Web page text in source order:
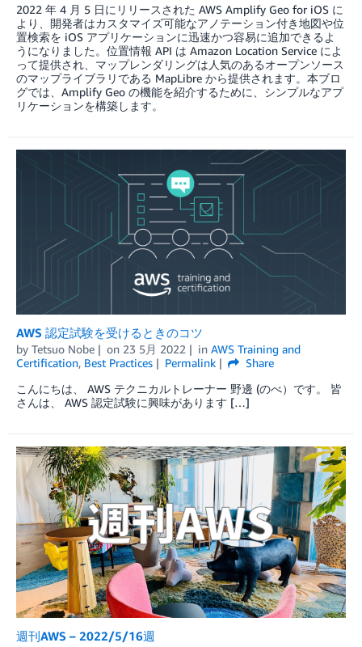
2022 年 4 月 5 日にリリースされた AWS Amplify Geo for iOS に
より、開発者はカスタマイズ可能なアノテーション付き地図や位
置検索を iOS アプリケーションに迅速かつ容易に追加できるよ
うになりました。位置情報 API は Amazon Location Service によ
って提供され、マップレンダリングは人気のあるオープンソース
のマップライブラリである MapLibre から提供されます。本ブロ
グでは、Amplify Geo の機能を紹介するために、シンプルなアプ
リケーションを構築します。
AWS 認定試験を受けるときのコツ
by Tetsuo Nobe on 23 5月 2022 in AWS Training and
Certification, Best Practices Permalink
Share
こんにちは、 AWS テクニカルトレーナー 野邊 (のべ）です。 皆
さんは、 AWS 認定試験に興味があります […]
週刊AWS – 2022/5/16週